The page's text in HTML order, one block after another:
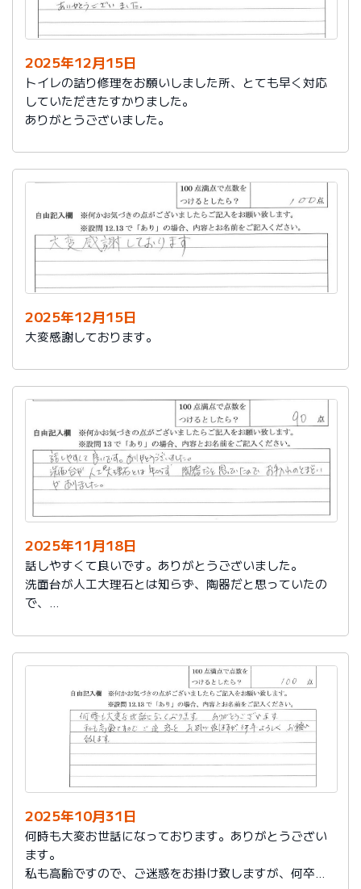
今後は、このような規模の修繕を行うことはおそらく起
こらず、小さな小さな修繕になろうかと思いますが、そ
の折は中田様、渡辺様にお願いさせていただくつもりで
おります。とても素晴らしい社員様です。
寒さもひとしお厳しい折でございますので、社長様、社
員の皆様にはどうぞくれぐれもご自愛くださいますよう
お祈り申し上げます。
敬具
2025年12月15日
トイレの詰り修理をお願いしました所、とても早く対応
していただきたすかりました。
ありがとうございました。
2025年12月15日
大変感謝しております。
2025年11月18日
話しやすくて良いです。ありがとうございました。
洗面台が人工大理石とは知らず、陶器だと思っていたの
で、
2025年10月31日
何時も大変お世話になっております。ありがとうござい
ます。
私も高齢ですので、ご迷惑をお掛け致しますが、何卒よ